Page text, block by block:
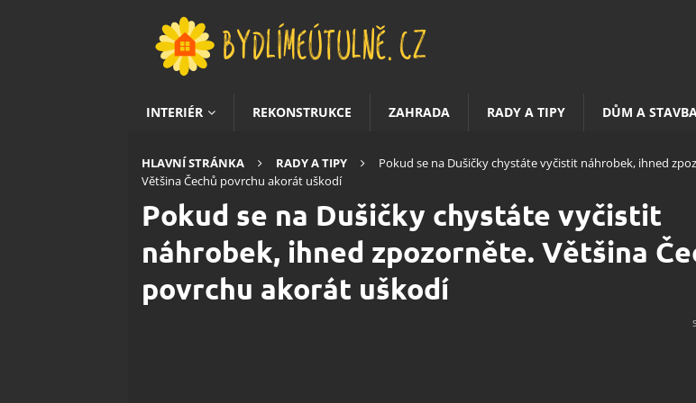
INTERIÉR REKONSTRUKCE ZAHRADA RADY A TIPY DŮM A
HLAVNÍ STRÁNKA RADY A TIPY
Pokud se na Dušičky chystáte vyčistit náhrobek, ihned
Většina Čechů povrchu akorát uškodí
Pokud se na Dušičky chystáte vyčistit
náhrobek, ihned zpozorněte. Většina
povrchu akorát uškodí